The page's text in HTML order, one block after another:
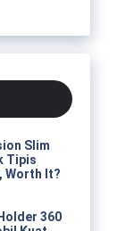
Slim
Tipis
Worth It?
360